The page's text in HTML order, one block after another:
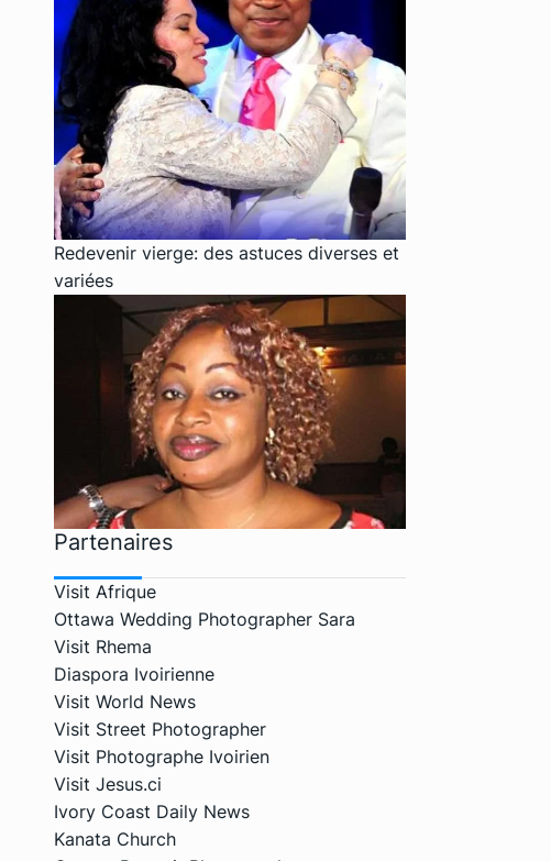
Redevenir vierge: des astuces diverses et
variées
Partenaires
Visit Afrique
Ottawa Wedding Photographer Sara
Visit Rhema
Diaspora Ivoirienne
Visit World News
Visit Street Photographer
Visit Photographe Ivoirien
Visit Jesus.ci
Ivory Coast Daily News
Kanata Church